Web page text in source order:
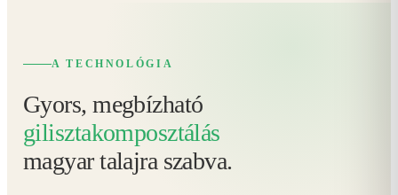
A TECHNOLÓGIA
Gyors, megbízható
gilisztakomposztálás
magyar talajra szabva.